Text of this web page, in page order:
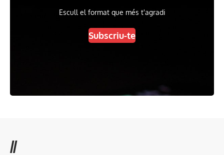
Escull el format que més t'agradi
Subscriu-te
//